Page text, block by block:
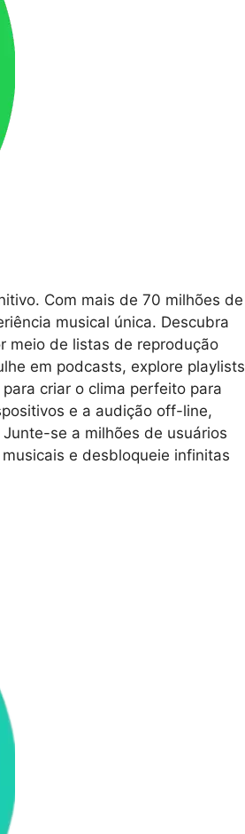
Com mais de 70 milhões de
musical única. Descubra
meio de listas de reprodução
em podcasts, explore playlists
criar o clima perfeito para
e a audição off-line,
se a milhões de usuários
e desbloqueie infinitas